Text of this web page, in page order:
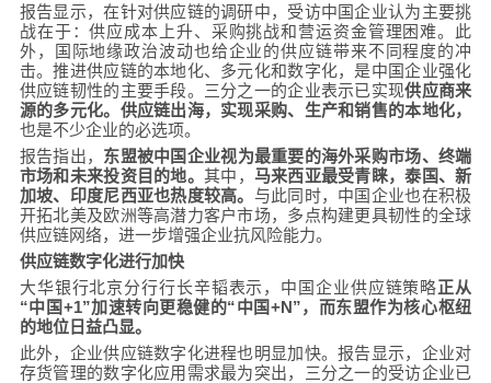
报告显示，在针对供应链的调研中，受访中国企业认为主要挑
战在于：供应成本上升、采购挑战和营运资金管理困难。此
外，国际地缘政治波动也给企业的供应链带来不同程度的冲
击。推进供应链的本地化、多元化和数字化，是中国企业强化
供应链韧性的主要手段。三分之一的企业表示已实现供应商来
源的多元化。供应链出海，实现采购、生产和销售的本地化，
也是不少企业的必选项。
报告指出， 东盟被中国企业视为最重要的海外采购市场、终端
市场和未来投资目的地。 其中， 马来西亚最受青睐，泰国、新
加坡、印度尼西亚也热度较高。 与此同时，中国企业也在积极
开拓北美及欧洲等高潜力客户市场，多点构建更具韧性的全球
供应链网络，进一步增强企业抗风险能力。
供应链数字化进行加快
大华银行北京分行行长辛韬表示，中国企业供应链策略正从
“中国+1”加速转向更稳健的“中国+N”，而东盟作为核心枢纽
的地位日益凸显。
此外，企业供应链数字化进程也明显加快。报告显示，企业对
存货管理的数字化应用需求最为突出，三分之一的受访企业已